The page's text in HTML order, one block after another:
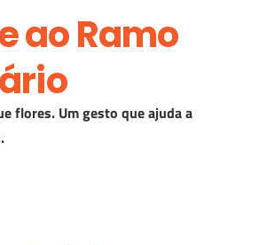
ao Ramo
flores. Um gesto que ajuda a